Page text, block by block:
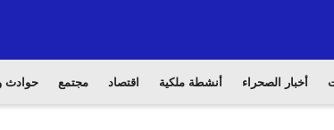
أخبار الصحراء أنشطة ملكية اقتصاد مجتمع حوادث